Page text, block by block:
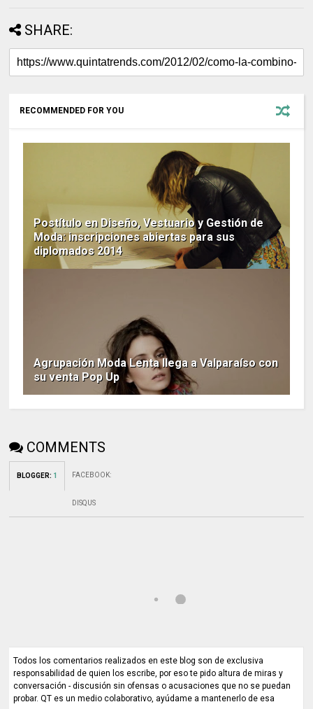
SHARE:
RECOMMENDED FOR YOU
Postítulo en Diseño, Vestuario y Gestión de
Moda: inscripciones abiertas para sus
diplomados 2014
Agrupación Moda Lenta llega a Valparaíso con
su venta Pop Up
COMMENTS
BLOGGER: 1 FACEBOOK:
DISQUS
Todos los comentarios realizados en este blog son de exclusiva
responsabilidad de quien los escribe, por eso te pido altura de miras y
conversación - discusión sin ofensas o acusaciones que no se puedan
probar. QT es un medio colaborativo, ayúdame a mantenerlo de esa